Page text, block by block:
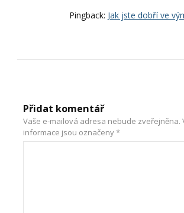
Pingback: Jak jste dobří ve
Přidat komentář
Vaše e-mailová adresa nebude zveřejněna.
informace jsou označeny*